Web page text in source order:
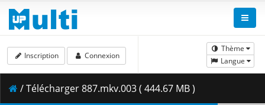
Thème
Langue
Inscription Connexion
/ Télécharger 887.mkv.003 ( 444.67 MB )